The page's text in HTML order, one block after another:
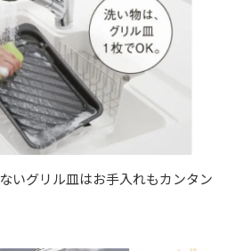
いグリル皿はお手入れもカンタン